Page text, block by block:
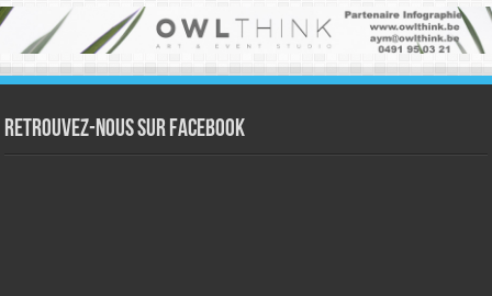
Retrouvez-nous sur Facebook